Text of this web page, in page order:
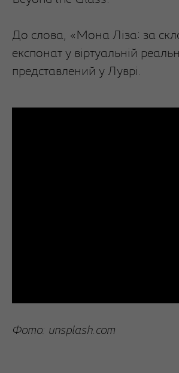
До слова, «Мона Ліза: за
експонат у віртуальній
представлений у Луврі.
Фото: unsplash.com